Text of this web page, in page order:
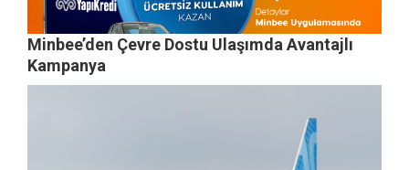
Minbee’den Çevre Dostu Ulaşımda Avantajlı
Kampanya